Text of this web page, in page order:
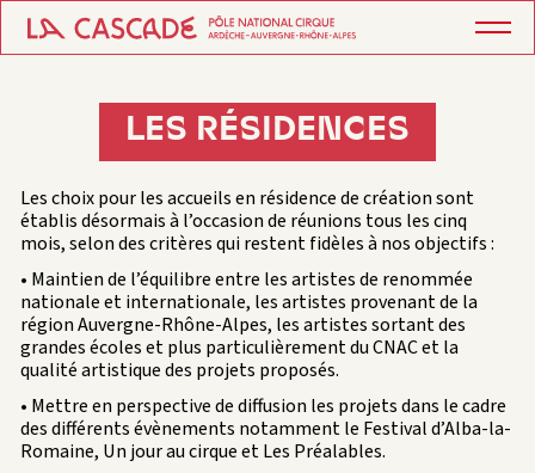
LES RÉSIDENCES
Les choix pour les accueils en résidence de création sont
établis désormais à l’occasion de réunions tous les cinq
mois, selon des critères qui restent fidèles à nos objectifs :
• Maintien de l’équilibre entre les artistes de renommée
nationale et internationale, les artistes provenant de la
région Auvergne-Rhône-Alpes, les artistes sortant des
grandes écoles et plus particulièrement du CNAC et la
qualité artistique des projets proposés.
• Mettre en perspective de diffusion les projets dans le cadre
des différents évènements notamment le Festival d’Alba-la-
Romaine, Un jour au cirque et Les Préalables.